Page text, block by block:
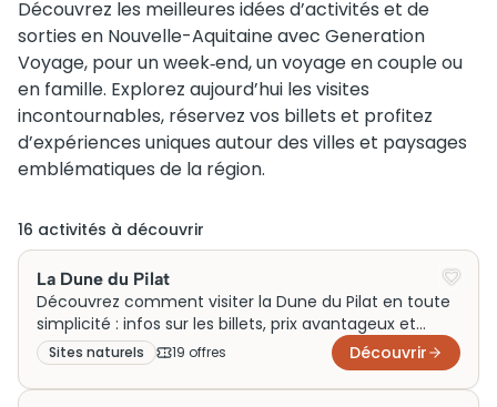
Découvrez les meilleures idées d’activités et de
sorties en Nouvelle-Aquitaine avec Generation
Voyage, pour un week‑end, un voyage en couple ou
en famille. Explorez aujourd’hui les visites
incontournables, réservez vos billets et profitez
d’expériences uniques autour des villes et paysages
emblématiques de la région.
16 activités à découvrir
La Dune du Pilat
Découvrez comment visiter la Dune du Pilat en toute
simplicité : infos sur les billets, prix avantageux et
horaires pour une visite inoubliable.
Sites naturels 19 offres Découvrir